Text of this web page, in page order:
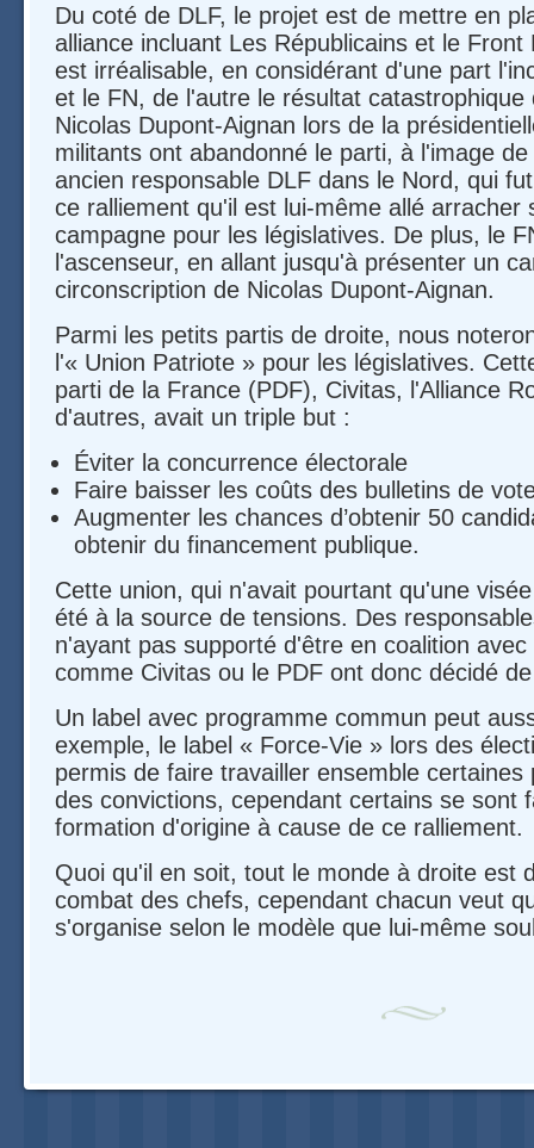
Du coté de DLF, le projet est de mettre en
alliance incluant Les Républicains et le
est irréalisable, en considérant d'une part
et le FN, de l'autre le résultat catastrophique
Nicolas Dupont-Aignan lors de la
militants ont abandonné le parti, à l'image
ancien responsable DLF dans le Nord, qui
ce ralliement qu'il est lui-même allé arracher
campagne pour les législatives. De plus, le
l'ascenseur, en allant jusqu'à présenter un
circonscription de Nicolas Dupont-Aignan.
Parmi les petits partis de droite, nous
l'« Union Patriote » pour les législatives.
parti de la France (PDF), Civitas, l'Alliance
d'autres, avait un triple but :
Éviter la concurrence électorale
Faire baisser les coûts des bulletins de
Augmenter les chances d’obtenir 50
obtenir du financement publique.
Cette union, qui n'avait pourtant qu'une
été à la source de tensions. Des
n'ayant pas supporté d'être en coalition
comme Civitas ou le PDF ont donc décidé
Un label avec programme commun peut
exemple, le label « Force-Vie » lors des
permis de faire travailler ensemble certaines
des convictions, cependant certains se sont
formation d'origine à cause de ce ralliement.
Quoi qu'il en soit, tout le monde à droite est
combat des chefs, cependant chacun veut
s'organise selon le modèle que lui-même
Navigation